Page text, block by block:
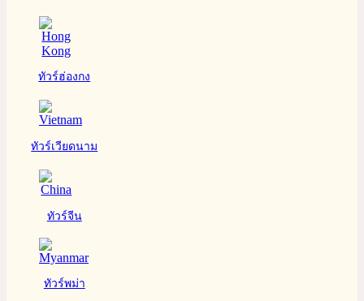
ทัวร์ฮ่องกง
ทัวร์เวียดนาม
ทัวร์จีน
ทัวร์พม่า